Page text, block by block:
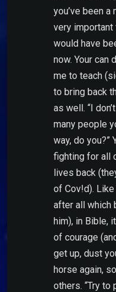
you’ve been
very important
would have
now. Your
me to teach
to bring back
as well. “I
many people
way, do you?”
fighting for all
lives back
of Cov!d).
after all which
him), in Bible,
of courage
get up, dust
horse again,
others. “Try to